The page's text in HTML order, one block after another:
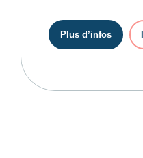
Plus d’infos